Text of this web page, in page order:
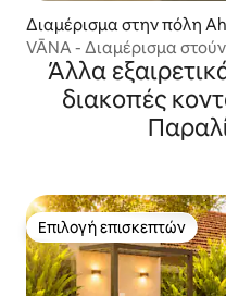
Διαμέρισμα στην πόλη
VĀNA - Διαμέρισμα
Άλλα
διακοπές
Επιλογή επισκεπτών
Επιλογή επισκεπτών